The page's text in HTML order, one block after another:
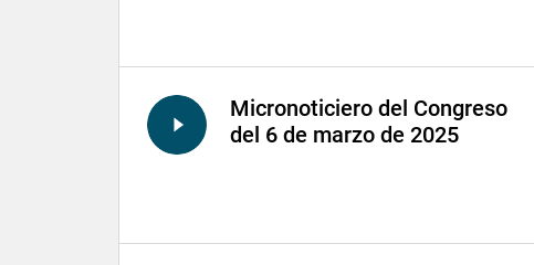
Micronoticiero del Congreso
del 6 de marzo de 2025